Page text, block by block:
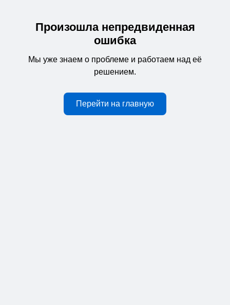
Произошла непредвиденная
ошибка
Мы уже знаем о проблеме и работаем над её
решением.
Перейти на главную